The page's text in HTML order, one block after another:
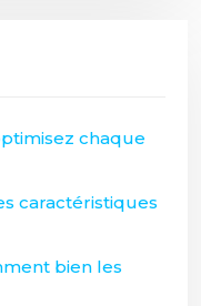
chaque
caractéristiques
bien les